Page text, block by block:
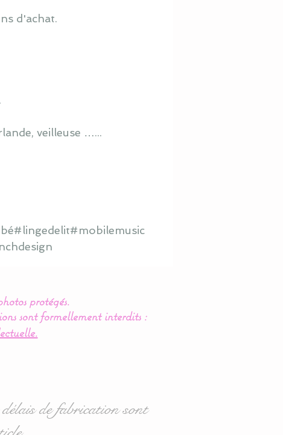
d'achat.
veilleuse …...
protégés.
sont formellement interdits :
de fabrication sont